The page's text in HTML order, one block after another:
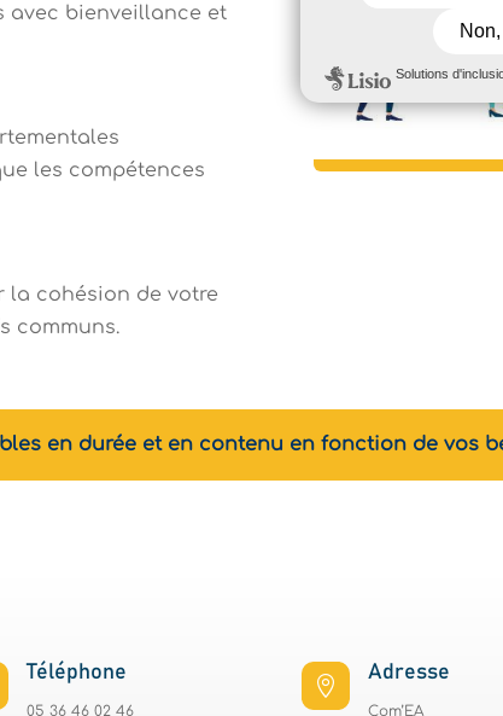
avec bienveillance et
les compétences
la cohésion de votre
communs.
en durée et en contenu en fonction de vos
Téléphone
05 36 46 02 46

Adresse
Com’EA